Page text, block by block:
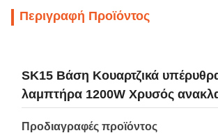
Περιγραφή Προϊόντος
SK15 Βάση Κουαρτζικά
λαμπτήρα 1200W Χρυσός
Προδιαγραφές προϊόντος